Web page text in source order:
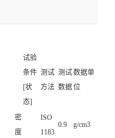
试验
条件
[状
态]
测试
方法
测试
数据
数据单
位
密
度
ISO
1183
0.9 g/cm3